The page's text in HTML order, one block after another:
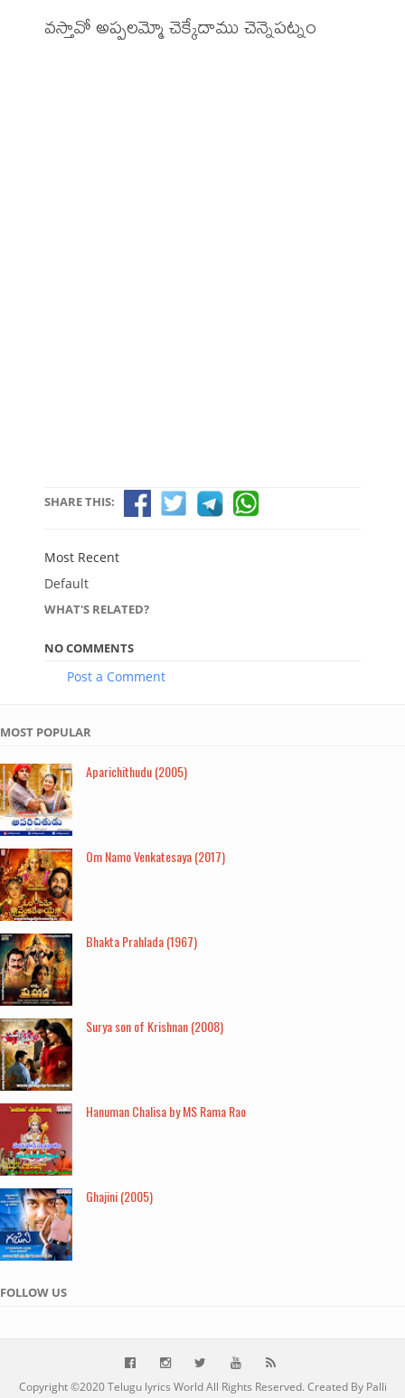
వస్తావో అప్పలమ్మో చెక్కేదాము చెన్నెపట్నం
SHARE THIS:
Most Recent
Default
WHAT'S RELATED?
NO COMMENTS
Post a Comment
MOST POPULAR
Aparichithudu (2005)
Om Namo Venkatesaya (2017)
Bhakta Prahlada (1967)
Surya son of Krishnan (2008)
Hanuman Chalisa by MS Rama Rao
Ghajini (2005)
FOLLOW US
Copyright ©2020Telugu lyrics WorldAll Rights Reserved. Created By Palli